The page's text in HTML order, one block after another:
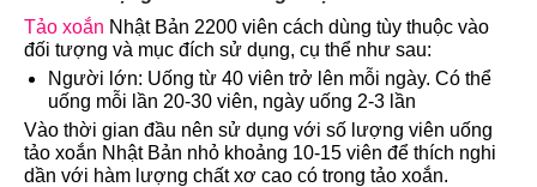
Tảo xoắn Nhật Bản 2200 viên cách dùng tùy thuộc vào
đối tượng và mục đích sử dụng, cụ thể như sau:
Người lớn: Uống từ 40 viên trở lên mỗi ngày. Có thể
uống mỗi lần 20-30 viên, ngày uống 2-3 lần
Vào thời gian đầu nên sử dụng với số lượng viên uống
tảo xoắn Nhật Bản nhỏ khoảng 10-15 viên để thích nghi
dần với hàm lượng chất xơ cao có trong tảo xoắn.